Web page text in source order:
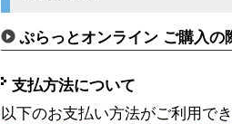
ぷらっとオンライン ご購入の
支払方法について
以下のお支払い方法がご利用で